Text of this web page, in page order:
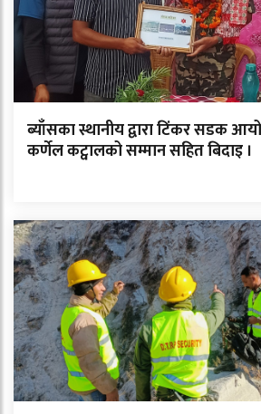
ब्याँसका स्थानीय द्वारा टिंकर सडक
कर्णेल कट्वालको सम्मान सहित बिदाइ ।